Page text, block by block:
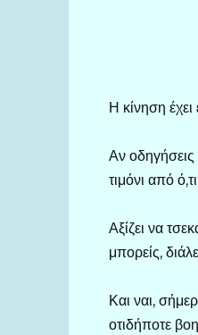
Η κίνηση
Αν
τιμόνι από
Αξίζει να
μπορείς,
Και ναι,
οτιδήποτε